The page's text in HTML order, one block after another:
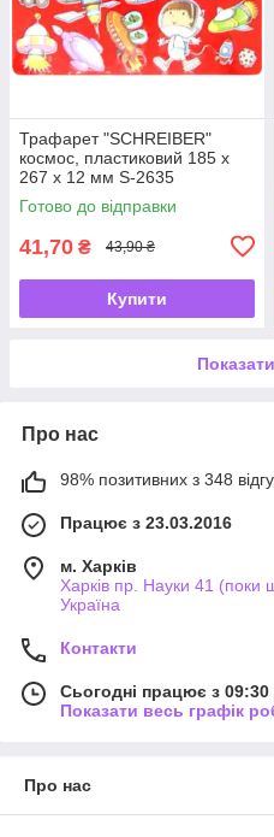
Трафарет "SCHREIBER"
космос, пластиковий 185 х
267 х 12 мм S-2635
Готово до відправки
41,70 ₴ 43,90 ₴
Купити
Про нас
98% позитивних з 348
Працює з 23.03.2016
м. Харків
Харків пр. Науки 41 (поки
Україна
Контакти
Сьогодні працює з
Показати весь графік
Про нас